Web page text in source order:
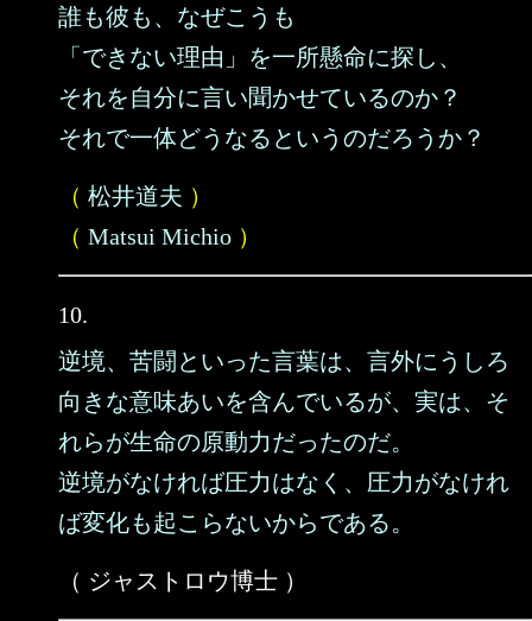
誰も彼も、なぜこうも
「できない理由」を一所懸命に探し、
それを自分に言い聞かせているのか？
それで一体どうなるというのだろうか？
（ 松井道夫 ）
（ Matsui Michio ）
10.
逆境、苦闘といった言葉は、言外にうしろ
向きな意味あいを含んでいるが、実は、そ
れらが生命の原動力だったのだ。
逆境がなければ圧力はなく、圧力がなけれ
ば変化も起こらないからである。
（ ジャストロウ博士 ）